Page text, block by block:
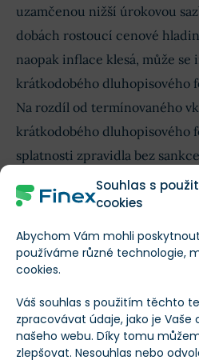
Souhlas s
cookies
Abychom Vám mohli
používáme různé technologie,
cookies.
Váš souhlas s použitím těchto
zpracovávat údaje, jako je
našeho webu. Díky tomu
zlepšovat. Nesouhlas nebo
uzamčenou nižší úrokovou
dobách rostoucí cenové
naopak inflace klesá, může se
krátkodobého dluhopisového
Na rozdíl od termínovaného
krátkodobého dluhopisového
splatnosti zpravidla bez
Uvažujete-li o investici do
fondu. Ta může výrazně snížit
informace najdete v prospektu
% svých aktiv ročně.